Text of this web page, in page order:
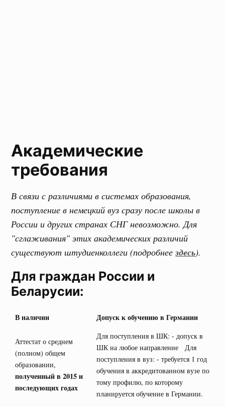
Академические
требования
В связи с различиями в системах образования,
поступление в немецкий вуз сразу после школы в
России и других странах СНГ невозможно. Для
"сглаживания" этих академических различий
существуют штудиенколлеги (подробнеездесь).
Для граждан России и
Беларусии:
В наличии Допуск к обучению в Германии
Аттестат о среднем
(полном) общем
образовании,
полученный в 2015 и
последующих годах
Для поступления в ШК: - допуск в
ШК на любое направление Для
поступления в вуз: - требуется 1 год
обучения в аккредитованном вузе по
тому профилю, по которому
планируется обучение в Германии.